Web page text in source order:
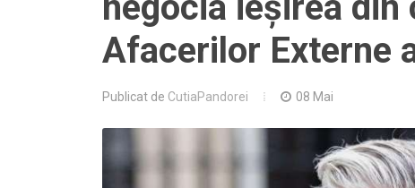
Afacerilor Externe
Publicat de CutiaPandorei 08 Mai